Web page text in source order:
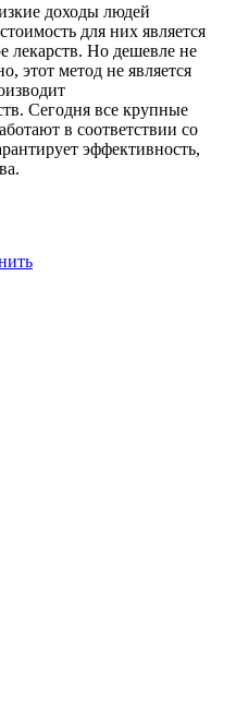
доходы людей
для них является
Но дешевле не
этот метод не является
Сегодня все крупные
в соответствии со
эффективность,